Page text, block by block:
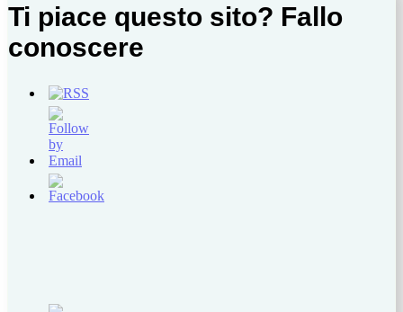
Ti piace questo sito? Fallo
conoscere